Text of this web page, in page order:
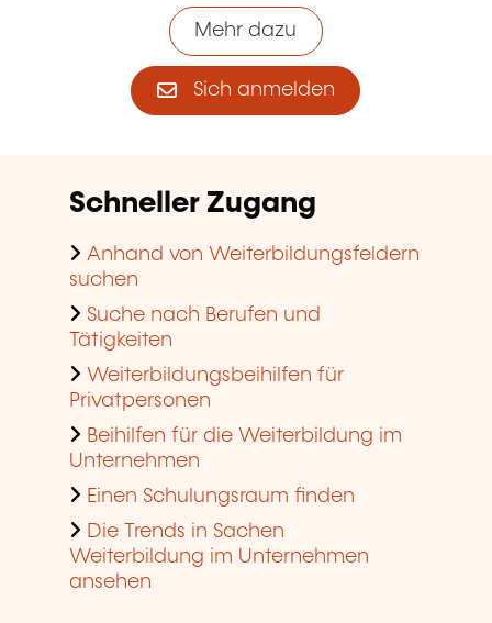
Mehr dazu
Sich anmelden
Schneller Zugang
Anhand von Weiterbildungsfeldern
suchen
Suche nach Berufen und
Tätigkeiten
Weiterbildungsbeihilfen für
Privatpersonen
Beihilfen für die Weiterbildung im
Unternehmen
Einen Schulungsraum finden
Die Trends in Sachen
Weiterbildung im Unternehmen
ansehen